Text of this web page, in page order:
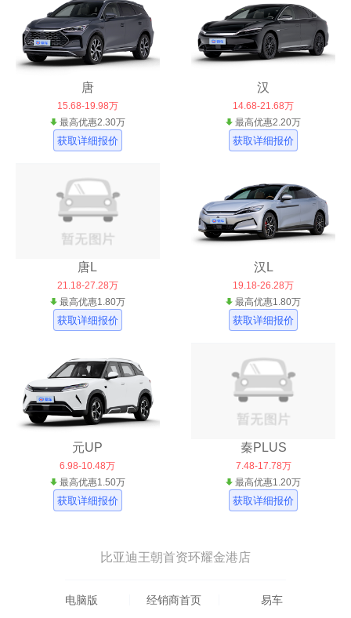
唐
15.68-19.98万
最高优惠2.30万
获取详细报价
汉
14.68-21.68万
最高优惠2.20万
获取详细报价
唐L
21.18-27.28万
最高优惠1.80万
获取详细报价
汉L
19.18-26.28万
最高优惠1.80万
获取详细报价
元UP
6.98-10.48万
最高优惠1.50万
获取详细报价
秦PLUS
7.48-17.78万
最高优惠1.20万
获取详细报价
比亚迪王朝首资环耀金港店
电脑版 经销商首页 易车